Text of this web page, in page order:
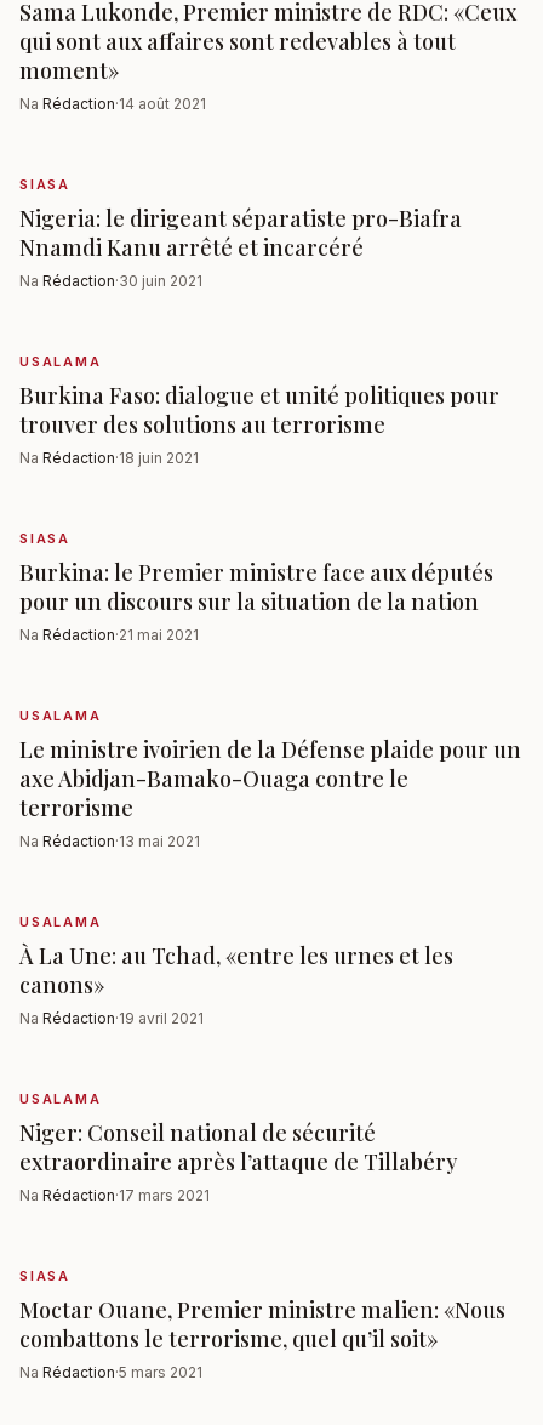
Sama Lukonde, Premier ministre de RDC: «Ceux
qui sont aux affaires sont redevables à tout
moment»
Na Rédaction·14 août 2021
SIASA
Nigeria: le dirigeant séparatiste pro-Biafra
Nnamdi Kanu arrêté et incarcéré
Na Rédaction·30 juin 2021
USALAMA
Burkina Faso: dialogue et unité politiques pour
trouver des solutions au terrorisme
Na Rédaction·18 juin 2021
SIASA
Burkina: le Premier ministre face aux députés
pour un discours sur la situation de la nation
Na Rédaction·21 mai 2021
USALAMA
Le ministre ivoirien de la Défense plaide pour un
axe Abidjan-Bamako-Ouaga contre le
terrorisme
Na Rédaction·13 mai 2021
USALAMA
À La Une: au Tchad, «entre les urnes et les
canons»
Na Rédaction·19 avril 2021
USALAMA
Niger: Conseil national de sécurité
extraordinaire après l’attaque de Tillabéry
Na Rédaction·17 mars 2021
SIASA
Moctar Ouane, Premier ministre malien: «Nous
combattons le terrorisme, quel qu’il soit»
Na Rédaction·5 mars 2021